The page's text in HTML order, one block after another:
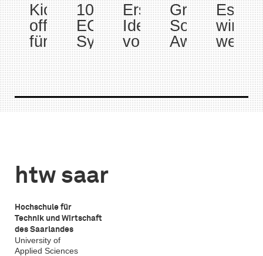
Kick-
off
für
das
INTERREG-
Projekt
„Jüdisches
Großregion“
in
der
Synagogengemeinde
Saarbrücken
10.
ECSPM-
Symposium
zur
Internationalisierung,
Mehrsprachigkeit
und
Erster
Ideenworkshop
von
GREATER
GREEN+
an
der
GreenTech
Solutions
Awards
2025:
Innovationen
und
Es
wird
weiter
VI
htw saar
Hochschule für
Technik und Wirtschaft
des Saarlandes
University of
Applied Sciences